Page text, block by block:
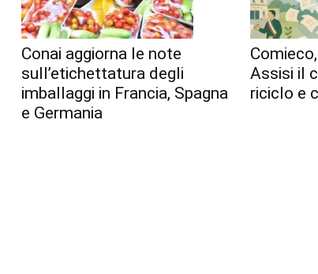
Conai aggiorna le note
sull’etichettatura degli
imballaggi in Francia, Spagna
e Germania
Assisi il
riciclo e